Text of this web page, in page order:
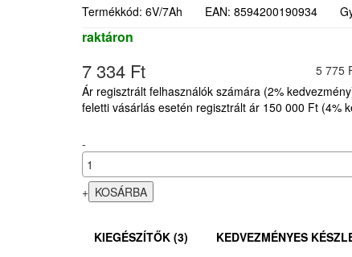
Termékkód: 6V/7Ah EAN: 8594200190934
raktáron
7 334 Ft
5 775
Ár regisztrált felhasználók számára (2%
feletti vásárlás esetén regisztrált ár 150 000 Ft (4%
-
+
KIEGÉSZÍTŐK (3) KEDVEZMÉNYES